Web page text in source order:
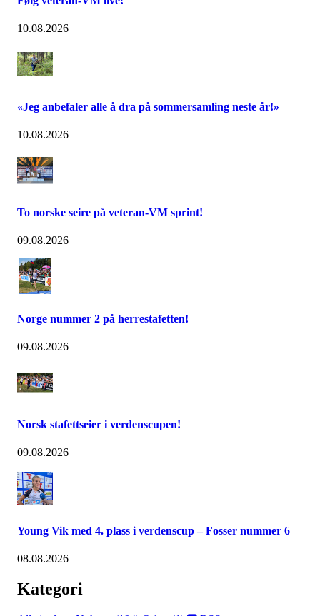
10.08.2026
«Jeg anbefaler alle å dra på sommersamling neste år!»
10.08.2026
To norske seire på veteran-VM sprint!
09.08.2026
Norge nummer 2 på herrestafetten!
09.08.2026
Norsk stafettseier i verdenscupen!
09.08.2026
Young Vik med 4. plass i verdenscup – Fosser nummer 6
08.08.2026
Kategori